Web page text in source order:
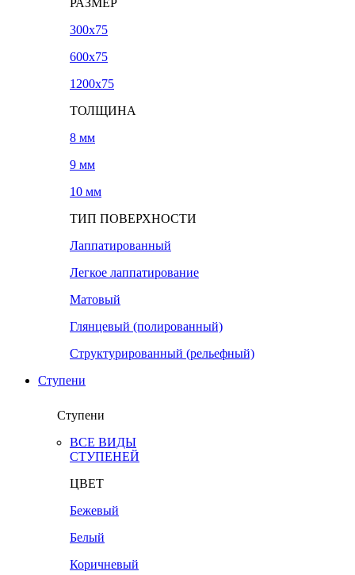
РАЗМЕР
300х75
600х75
1200х75
ТОЛЩИНА
8 мм
9 мм
10 мм
ТИП ПОВЕРХНОСТИ
Лаппатированный
Легкое лаппатирование
Матовый
Глянцевый (полированный)
Структурированный (рельефный)
Ступени
Ступени
ВСЕ ВИДЫ
СТУПЕНЕЙ
ЦВЕТ
Бежевый
Белый
Коричневый